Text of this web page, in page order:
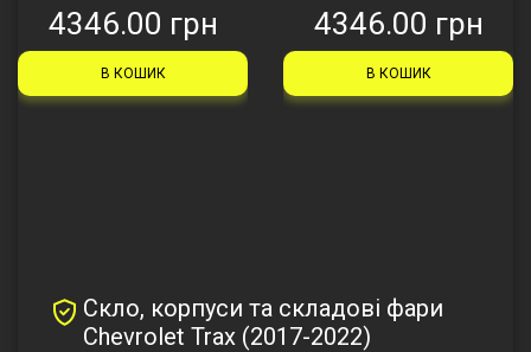
4346.00 грн
В КОШИК
4346.00 грн
В КОШИК
Скло, корпуси та складові фари
Chevrolet Trax (2017-2022)